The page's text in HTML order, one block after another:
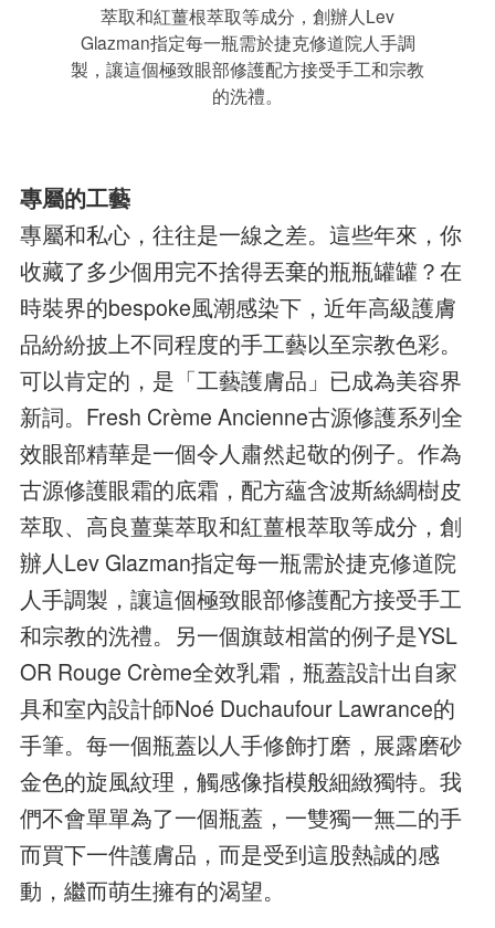
萃取和紅薑根萃取等成分，創辦人Lev
Glazman指定每一瓶需於捷克修道院人手調
製，讓這個極致眼部修護配方接受手工和宗教
的洗禮。
專屬的工藝
專屬和私心，往往是一線之差。這些年來，你
收藏了多少個用完不捨得丟棄的瓶瓶罐罐？在
時裝界的bespoke風潮感染下，近年高級護膚
品紛紛披上不同程度的手工藝以至宗教色彩。
可以肯定的，是「工藝護膚品」已成為美容界
新詞。Fresh Crème Ancienne古源修護系列全
效眼部精華是一個令人肅然起敬的例子。作為
古源修護眼霜的底霜，配方蘊含波斯絲綢樹皮
萃取、高良薑葉萃取和紅薑根萃取等成分，創
辦人Lev Glazman指定每一瓶需於捷克修道院
人手調製，讓這個極致眼部修護配方接受手工
和宗教的洗禮。另一個旗鼓相當的例子是YSL
OR Rouge Crème全效乳霜，瓶蓋設計出自家
具和室內設計師Noé Duchaufour Lawrance的
手筆。每一個瓶蓋以人手修飾打磨，展露磨砂
金色的旋風紋理，觸感像指模般細緻獨特。我
們不會單單為了一個瓶蓋，一雙獨一無二的手
而買下一件護膚品，而是受到這股熱誠的感
動，繼而萌生擁有的渴望。